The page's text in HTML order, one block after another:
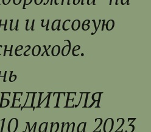
и часовую
марта 2023